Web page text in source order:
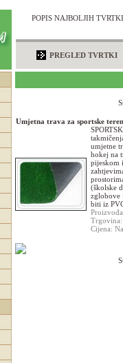
POPIS NAJBOLJIH
PREGLED TVRTKI
Umjetna trava za sportske
umjetne
hokej na
pijeskom
(školske
zglobove
biti iz
Cijena: